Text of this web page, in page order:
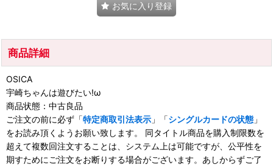
お気に入り登録
商品詳細
OSICA
宇崎ちゃんは遊びたい!ω
商品状態：中古良品
ご注文の前に必ず「特定商取引法表示 」「シングルカードの状態 」
をお読み頂くようお願い致します。 同タイトル商品を購入制限数を
超えて複数回注文することは、システム上は可能ですが、公平性を
期すためにご注文をお断りする場合がございます。あしからずご了